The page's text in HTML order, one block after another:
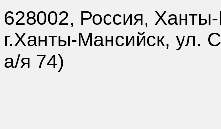
628002, Россия,
г.Ханты-Мансийск, ул.
а/я 74)